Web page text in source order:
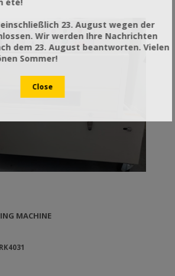
Συλλέκτης
[mm]: 920 (με
Μηχανής (με
1230x770x1165 Βάρος
Βάσης (καθαρό/
MACHINE
23. August wegen der
Wir werden Ihre Nachrichten
dem 23. August beantworten. Vielen
Sommer!